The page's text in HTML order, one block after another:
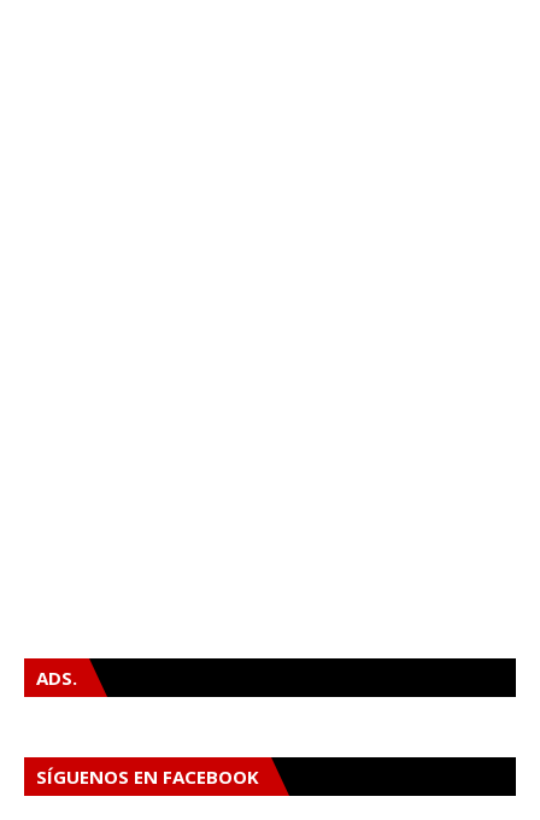
ADS.
SÍGUENOS EN FACEBOOK